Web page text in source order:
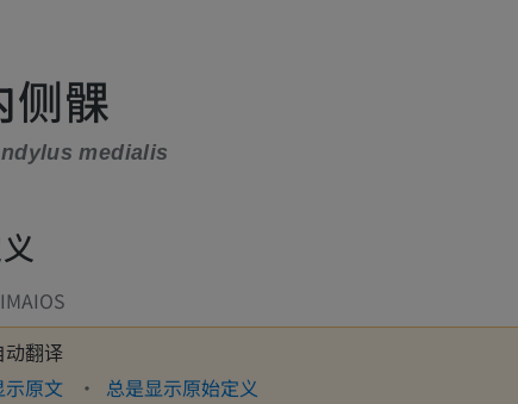
侧髁
medialis
IMAIOS
动翻译
示原文 总是显示原始定义